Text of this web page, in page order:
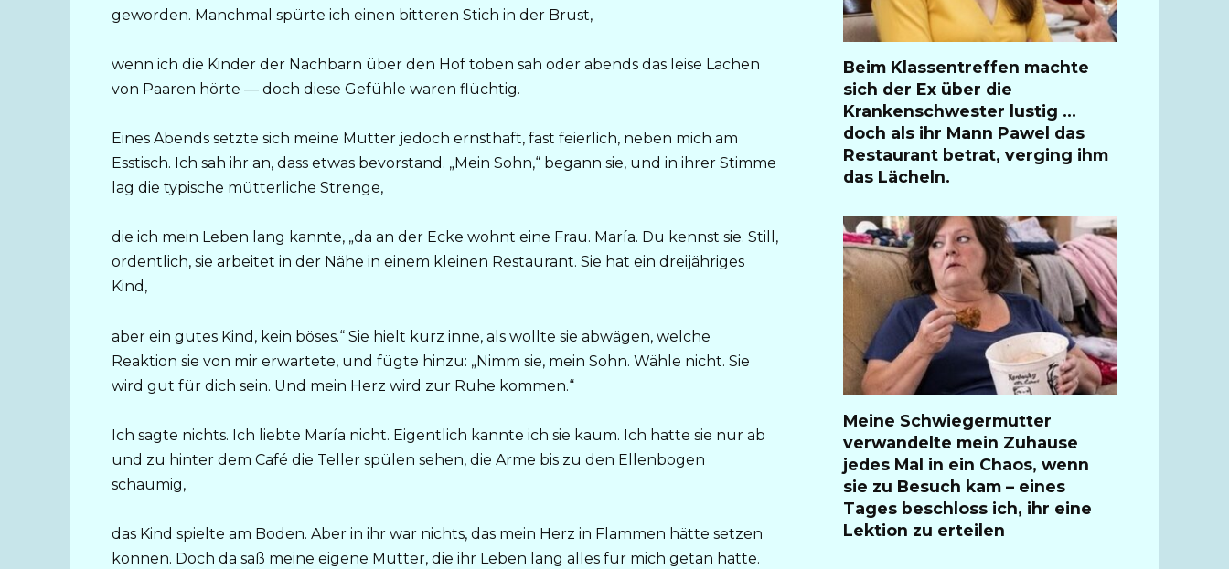
geworden. Manchmal spürte ich einen bitteren Stich in der Brust,
wenn ich die Kinder der Nachbarn über den Hof toben sah oder abends das leise Lachen
von Paaren hörte — doch diese Gefühle waren flüchtig.
Eines Abends setzte sich meine Mutter jedoch ernsthaft, fast feierlich, neben mich am
Esstisch. Ich sah ihr an, dass etwas bevorstand. „Mein Sohn,“ begann sie, und in ihrer Stimme
lag die typische mütterliche Strenge,
die ich mein Leben lang kannte, „da an der Ecke wohnt eine Frau. María. Du kennst sie. Still,
ordentlich, sie arbeitet in der Nähe in einem kleinen Restaurant. Sie hat ein dreijähriges
Kind,
aber ein gutes Kind, kein böses.“ Sie hielt kurz inne, als wollte sie abwägen, welche
Reaktion sie von mir erwartete, und fügte hinzu: „Nimm sie, mein Sohn. Wähle nicht. Sie
wird gut für dich sein. Und mein Herz wird zur Ruhe kommen.“
Ich sagte nichts. Ich liebte María nicht. Eigentlich kannte ich sie kaum. Ich hatte sie nur ab
und zu hinter dem Café die Teller spülen sehen, die Arme bis zu den Ellenbogen
schaumig,
das Kind spielte am Boden. Aber in ihr war nichts, das mein Herz in Flammen hätte setzen
können. Doch da saß meine eigene Mutter, die ihr Leben lang alles für mich getan hatte.
Beim Klassentreffen machte
sich der Ex über die
Krankenschwester lustig …
doch als ihr Mann Pawel das
Restaurant betrat, verging ihm
das Lächeln.
Meine Schwiegermutter
verwandelte mein Zuhause
jedes Mal in ein Chaos, wenn
sie zu Besuch kam – eines
Tages beschloss ich, ihr eine
Lektion zu erteilen